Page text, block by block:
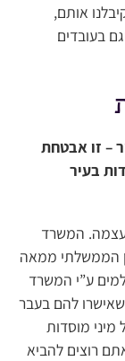
אותם,
בעובדים
– זו אבטחת
בעיר
עצמה. המשרד
הממשלתי ממאה
שיש 32% שלא משולמים ע”י המשרד
להם בעבר
מוסדות
להם אם אתם רוצים להביא